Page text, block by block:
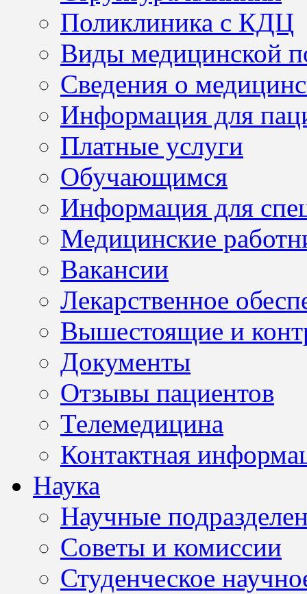
Поликлиника с КДЦ
Виды медицинской
Сведения о
Информация для
Платные услуги
Обучающимся
Информация для
Медицинские
Вакансии
Лекарственное
Вышестоящие и
Документы
Отзывы пациентов
Телемедицина
Контактная
Наука
Научные
Советы и комиссии
Студенческое